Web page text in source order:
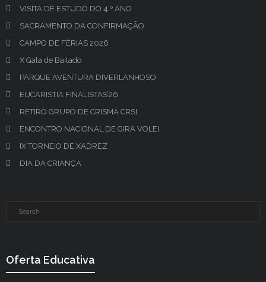
VISITA DE ESTUDO DO 4.º ANO
SACRAMENTO DA CONFIRMAÇÃO
CAMPO DE FÉRIAS 2026
X Gala de Bailado
PARQUE AVENTURA DIVERLANHOSO
EUCARISTIA FINALISTAS’26
RETIRO GRUPO DE CRISMA CRSI
ENCONTRO NACIONAL DE GIRA VOLEI
IX TORNEIO DE XADREZ
DIA DA CRIANÇA
Oferta Educativa